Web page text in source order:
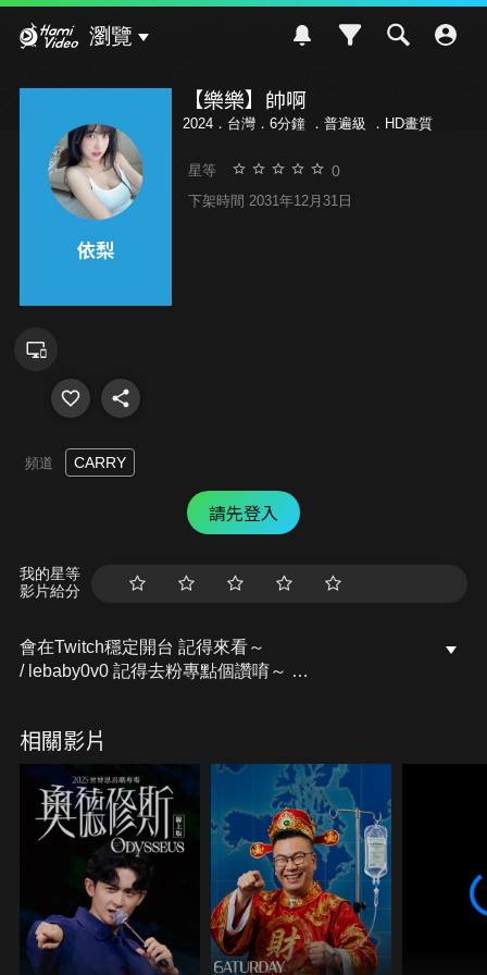
瀏覽
【樂樂】帥啊
2024．台灣．6分鐘 ． 普遍級 ．HD畫質
星等 0
下架時間 2031年12月31日
頻道 CARRY
請先登入
我的星等
影片給分
會在Twitch穩定開台 記得來看～
/ lebaby0v0 記得去粉專點個讚唷～
/ lebaby0v0 Instagram：lebaby0v0
/ lebaby0v0 本頻道授權相關請洽詢：
littlefish@mesports.com.tw
若非此窗口授權，一律概不承認。
業務合作請洽：san710501@mesports.com.tw
相關影片